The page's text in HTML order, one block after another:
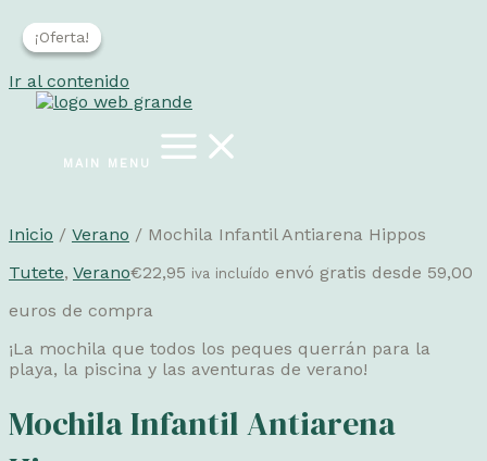
Ir al contenido
MAIN MENU
Inicio / Verano / Mochila Infantil Antiarena Hippos
Tutete, Verano€22,95 iva incluído envó gratis desde 59,00
euros de compra
¡La mochila que todos los peques querrán para la
playa, la piscina y las aventuras de verano!
Mochila Infantil Antiarena
¡Oferta!
¡Oferta!